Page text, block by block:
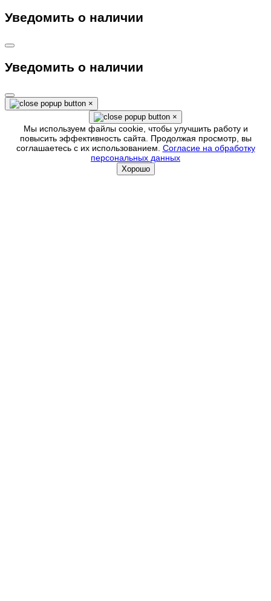
Уведомить о наличии
Уведомить о наличии
×
×
Мы используем файлы cookie, чтобы улучшить работу и
повысить эффективность сайта. Продолжая просмотр, вы
соглашаетесь с их использованием. Согласие на обработку
персональных данных
Хорошо